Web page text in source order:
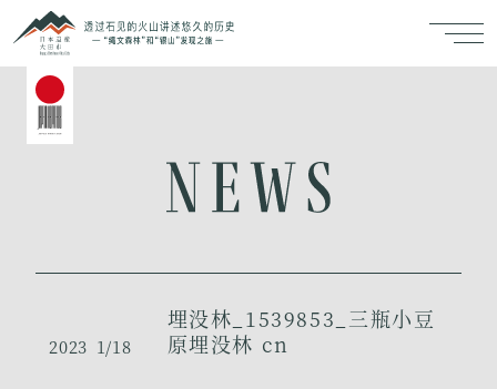
2023 1/18
埋没林_1539853_三瓶小豆
原埋没林 cn